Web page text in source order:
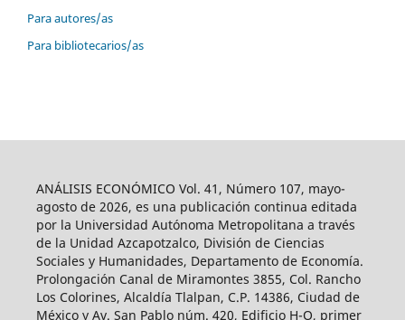
Para autores/as
Para bibliotecarios/as
ANÁLISIS ECONÓMICO Vol. 41, Número 107, mayo-
agosto de 2026, es una publicación continua editada
por la Universidad Autónoma Metropolitana a través
de la Unidad Azcapotzalco, División de Ciencias
Sociales y Humanidades, Departamento de Economía.
Prolongación Canal de Miramontes 3855, Col. Rancho
Los Colorines, Alcaldía Tlalpan, C.P. 14386, Ciudad de
México y Av. San Pablo núm. 420, Edificio H-O, primer